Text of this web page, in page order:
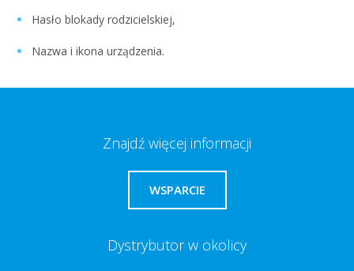
Hasło blokady rodzicielskiej,
Nazwa i ikona urządzenia.
Znajdź więcej informacji
WSPARCIE
Dystrybutor w okolicy